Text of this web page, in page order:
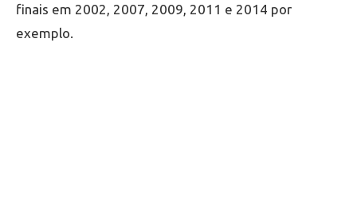
finais em 2002, 2007, 2009, 2011 e 2014 por
exemplo.